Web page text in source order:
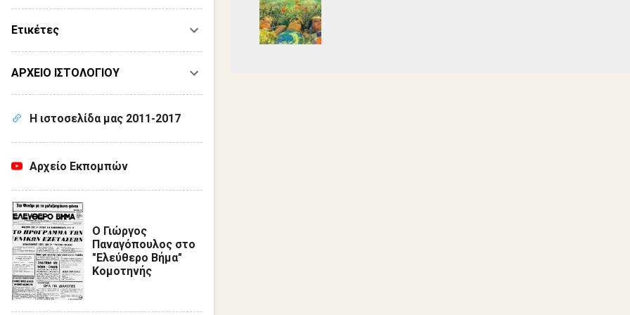
Ετικέτες
ΑΡΧΕΙΟ ΙΣΤΟΛΟΓΙΟΥ
Η ιστοσελίδα μας 2011-2017
Αρχείο Εκπομπών
Ο Γιώργος
Παναγόπουλος στο
"Ελεύθερο Βήμα"
Κομοτηνής